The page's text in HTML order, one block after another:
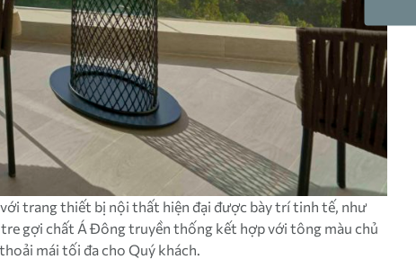
trang thiết bị nội thất hiện đại được bày trí tinh tế, như
gợi chất Á Đông truyền thống kết hợp với tông màu chủ
mái tối đa cho Quý khách.